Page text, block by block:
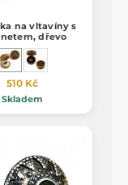
na vltavíny s
dřevo
510 Kč
Skladem